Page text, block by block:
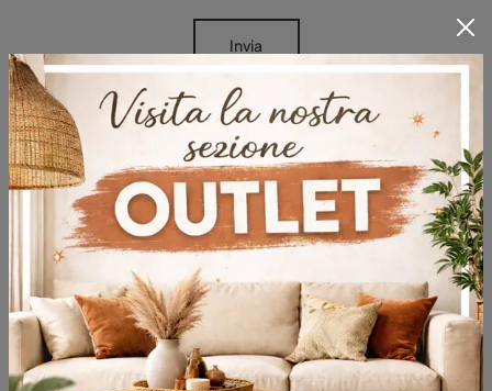
Sfoglia i cataloghi
Invia